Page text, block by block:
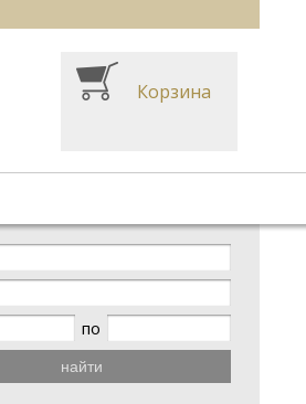
Корзина
по
найти